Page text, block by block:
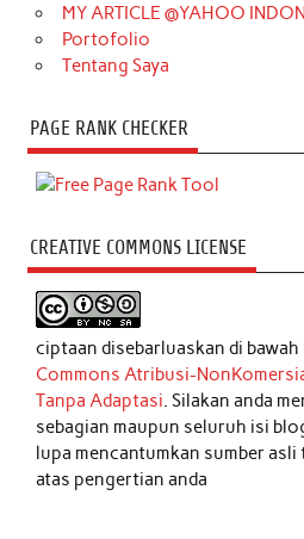
MY ARTICLE @YAHOO
Portofolio
Tentang Saya
PAGE RANK CHECKER
CREATIVE COMMONS LICENSE
ciptaan disebarluaskan di bawah
Commons Atribusi-
Tanpa Adaptasi. Silakan anda
sebagian maupun seluruh isi
lupa mencantumkan sumber
atas pengertian anda